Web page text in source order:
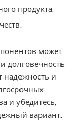
продукта.
может
долговечность
надежность и
и убедитесь,
вариант.